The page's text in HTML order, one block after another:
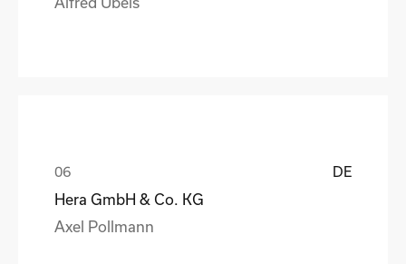
DE
Hera GmbH & Co. KG
Axel Pollmann